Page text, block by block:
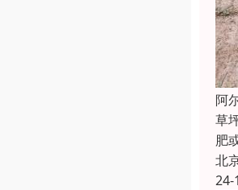
阿
草
肥
北
24-